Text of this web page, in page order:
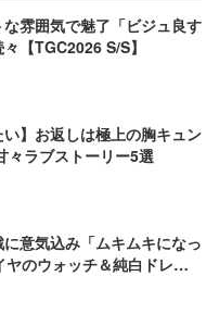
雰囲気で魅了「ビジュ良す
【TGC2026 S/S】
い】お返しは極上の胸キュン
々ラブストーリー5選
意気込み「ムキムキになっ
のウォッチ＆純白ドレス